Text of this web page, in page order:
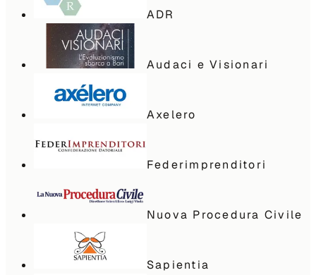
ADR
Audaci e Visionari
Axelero
Federimprenditori
Nuova Procedura Civile
Sapientia